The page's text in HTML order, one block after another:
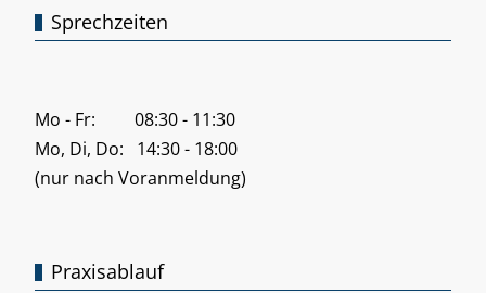
Sprechzeiten
Mo - Fr: 08:30 - 11:30
Mo, Di, Do: 14:30 - 18:00
(nur nach Voranmeldung)
Praxisablauf